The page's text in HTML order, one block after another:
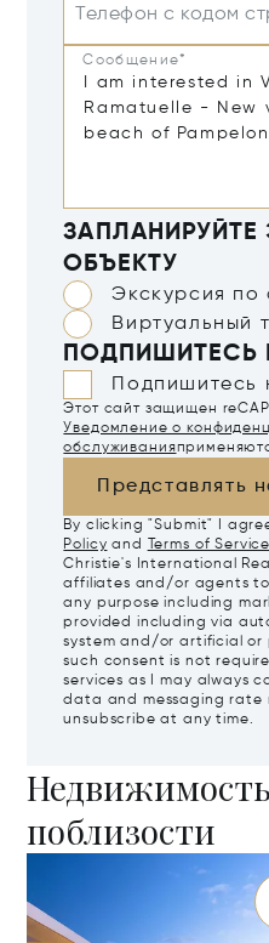
Телефон с кодом
Сообщение*
ОБЪЕКТУ
Экскурсия по
Виртуальный
ПОДПИШИТЕСЬ
Подпишитесь
Этот сайт защищен
Уведомление о
обслуживания
Представлять
By clicking "Submit" I
Policy and Terms of Service
Christie's International
affiliates and/or agents
any purpose including
provided including via
system and/or artificial or
such consent is not
services as I may always
data and messaging rate
unsubscribe at any time.
Недвижимость
поблизости